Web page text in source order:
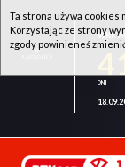
WKK
Ta strona używa cookies
Korzystając ze strony
zgody powinieneś